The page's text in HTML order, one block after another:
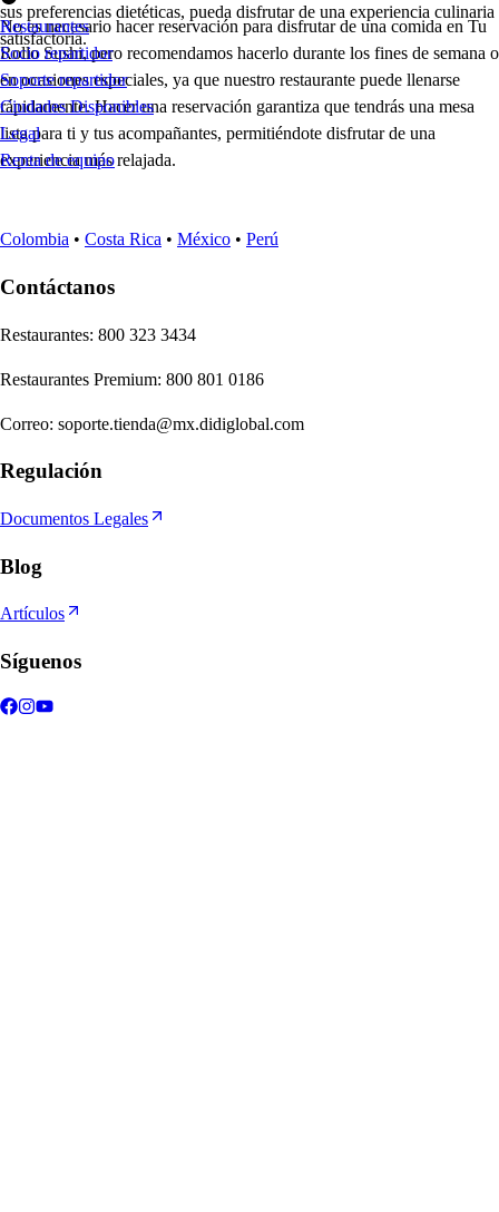
sus preferencias dietéticas, pueda disfrutar de una experiencia culinaria
satisfactoria.
No es necesario hacer reservación para disfrutar de una comida en Tu
Rollo Sushi, pero recomendamos hacerlo durante los fines de semana o
en ocasiones especiales, ya que nuestro restaurante puede llenarse
rápidamente. Hacer una reservación garantiza que tendrás una mesa
lista para ti y tus acompañantes, permitiéndote disfrutar de una
experiencia más relajada.
Restaurantes
Socio repartidor
Soporte repartidor
Ciudades Disponibles
Legal
Renta de equipo
Colombia • Costa Rica • México • Perú
Contáctanos
Restaurantes: 800 323 3434
Restaurantes Premium: 800 801 0186
Correo: soporte.tienda@mx.didiglobal.com
Regulación
Documentos Legales
Blog
Artículos
Síguenos